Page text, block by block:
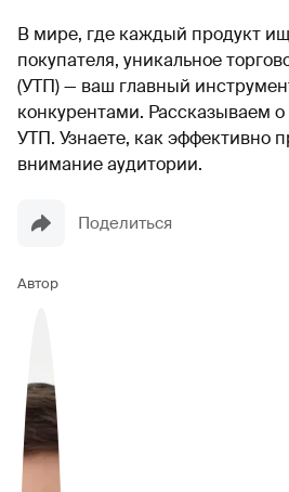
В мире, где каждый продукт
покупателя, уникальное
(УТП) — ваш главный
конкурентами. Рассказываем
УТП. Узнаете, как эффективно
внимание аудитории.
Поделиться
Автор